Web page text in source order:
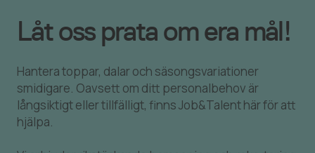
Låt oss prata om era mål!
Hantera toppar, dalar och säsongsvariationer
smidigare. Oavsett om ditt personalbehov är
långsiktigt eller tillfälligt, finns Job&Talent här för att
hjälpa.